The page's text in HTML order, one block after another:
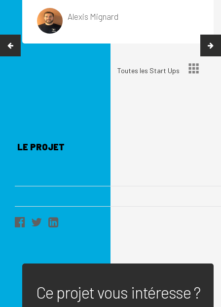
Alexis Mignard
Toutes les Start Ups
LE PROJET
Ce projet vous intéresse ?